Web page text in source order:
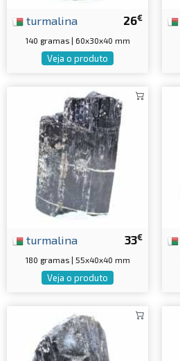
26€
turmalina
140 gramas | 60x30x40 mm
Veja o produto
33€
turmalina
180 gramas | 55x40x40 mm
Veja o produto